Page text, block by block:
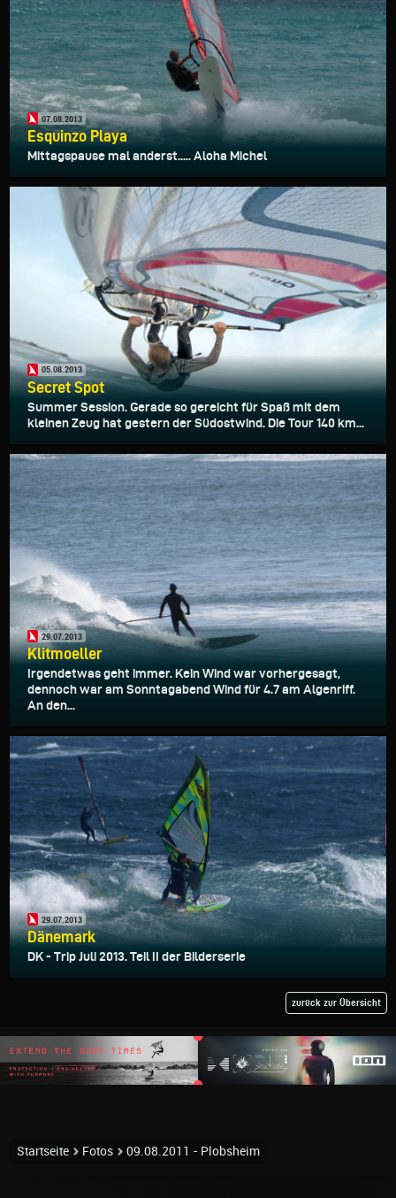
07.08.2013
Esquinzo Playa
Mittagspause mal anderst..... Aloha Michel
05.08.2013
Secret Spot
Summer Session. Gerade so gereicht für Spaß mit dem
kleinen Zeug hat gestern der Südostwind. Die Tour 140 km...
29.07.2013
Klitmoeller
Irgendetwas geht immer. Kein Wind war vorhergesagt,
dennoch war am Sonntagabend Wind für 4.7 am Algenriff.
An den...
29.07.2013
Dänemark
DK - Trip Juli 2013. Teil II der Bilderserie
zurück zur Übersicht
Startseite Fotos 09.08.2011 - Plobsheim